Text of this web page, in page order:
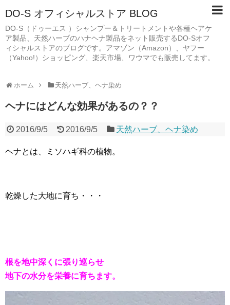
DO-S オフィシャルストア BLOG
DO-S（ドゥーエス ）シャンプー＆トリートメントや各種ヘアケ
ア製品、天然ハーブのハナヘナ製品をネット販売するDO-Sオフ
ィシャルストアのブログです。アマゾン（Amazon）、ヤフー
（Yahoo!）ショッピング、楽天市場、ワウマでも販売してます。
ホーム 天然ハーブ、ヘナ染め
ヘナにはどんな効果があるの？？
2016/9/5 2016/9/5 天然ハーブ、ヘナ染め
ヘナとは、ミソハギ科の植物。
乾燥した大地に育ち・・・
根を地中深くに張り巡らせ
地下の水分を栄養に育ちます。